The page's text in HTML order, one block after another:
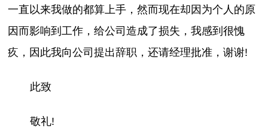
一直以来我做的都算上手，然而现在却因为个人的原
因而影响到工作，给公司造成了损失，我感到很愧
疚，因此我向公司提出辞职，还请经理批准，谢谢!
此致
敬礼!